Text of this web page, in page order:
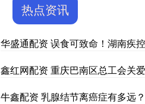
热点资讯
华盛通配资 误食可致命！湖南疾
鑫红网配资 重庆巴南区总工会关
牛鑫配资 乳腺结节离癌症有多远